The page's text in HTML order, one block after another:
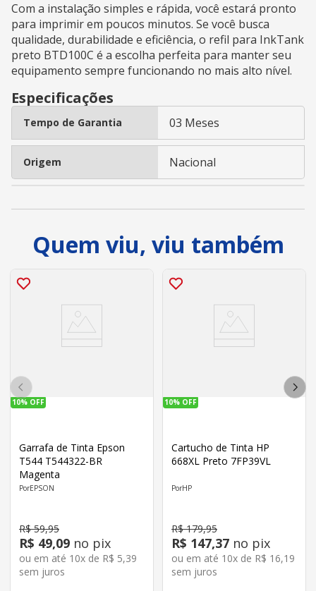
Com a instalação simples e rápida, você estará pronto
para imprimir em poucos minutos. Se você busca
qualidade, durabilidade e eficiência, o refil para InkTank
preto BTD100C é a escolha perfeita para manter seu
equipamento sempre funcionando no mais alto nível.
Especificações
Tempo de Garantia 03 Meses
Origem Nacional
Quem viu, viu também
10% OFF
Garrafa de Tinta Epson
T544 T544322-BR
Magenta
EPSON
R$ 59,95
R$ 49,09 no pix
ou em até 10x de R$ 5,39
sem juros
10% OFF
Cartucho de Tinta HP
668XL Preto 7FP39VL
HP
R$ 179,95
R$ 147,37 no pix
ou em até 10x de R$ 16,19
sem juros